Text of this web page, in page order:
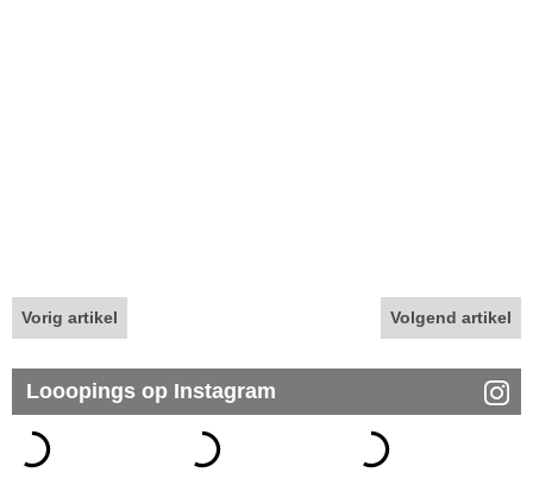
Vorig artikel Volgend artikel
Looopings op Instagram